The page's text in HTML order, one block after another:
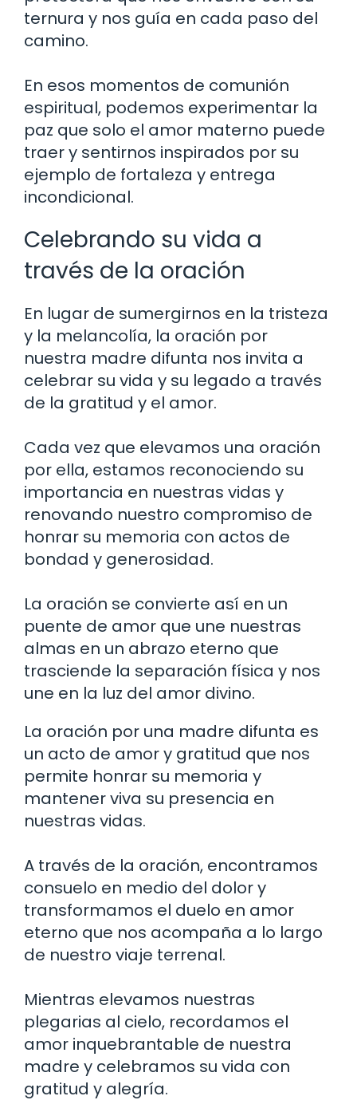
ternura y nos guía en cada paso del
camino.
En esos momentos de comunión
espiritual, podemos experimentar la
paz que solo el amor materno puede
traer y sentirnos inspirados por su
ejemplo de fortaleza y entrega
incondicional.
Celebrando su vida a
través de la oración
En lugar de sumergirnos en la tristeza
y la melancolía, la oración por
nuestra madre difunta nos invita a
celebrar su vida y su legado a través
de la gratitud y el amor.
Cada vez que elevamos una oración
por ella, estamos reconociendo su
importancia en nuestras vidas y
renovando nuestro compromiso de
honrar su memoria con actos de
bondad y generosidad.
La oración se convierte así en un
puente de amor que une nuestras
almas en un abrazo eterno que
trasciende la separación física y nos
une en la luz del amor divino.
La oración por una madre difunta es
un acto de amor y gratitud que nos
permite honrar su memoria y
mantener viva su presencia en
nuestras vidas.
A través de la oración, encontramos
consuelo en medio del dolor y
transformamos el duelo en amor
eterno que nos acompaña a lo largo
de nuestro viaje terrenal.
Mientras elevamos nuestras
plegarias al cielo, recordamos el
amor inquebrantable de nuestra
madre y celebramos su vida con
gratitud y alegría.